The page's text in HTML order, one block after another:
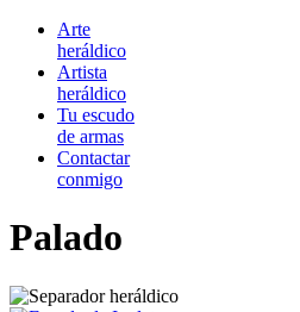
Arte
heráldico
Artista
heráldico
Tu escudo
de armas
Contactar
conmigo
Palado